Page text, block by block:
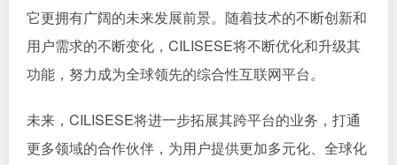
它更拥有广阔的未来发展前景。随着技术的不断创新和
用户需求的不断变化，CILISESE将不断优化和升级其
功能，努力成为全球领先的综合性互联网平台。
未来，CILISESE将进一步拓展其跨平台的业务，打通
更多领域的合作伙伴，为用户提供更加多元化、全球化